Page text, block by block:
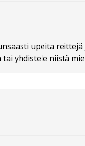
upeita reittejä
yhdistele niistä